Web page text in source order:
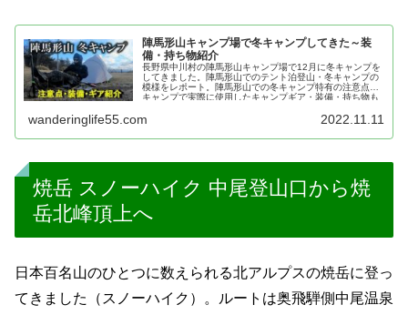
陣馬形山キャンプ場で冬キャンプしてきた～装
備・持ち物紹介
長野県中川村の陣馬形山キャンプ場で12月に冬キャンプを
してきました。陣馬形山でのテント泊登山・冬キャンプの
模様をレポート。陣馬形山での冬キャンプ特有の注意点や
キャンプで実際に使用したキャンプギア・装備・持ち物も
wanderinglife55.com 2022.11.11
焼岳 スノーハイク 中尾登山口から焼
岳北峰頂上へ
日本百名山のひとつに数えられる北アルプスの焼岳に登っ
てきました（スノーハイク）。ルートは奥飛騨側中尾温泉